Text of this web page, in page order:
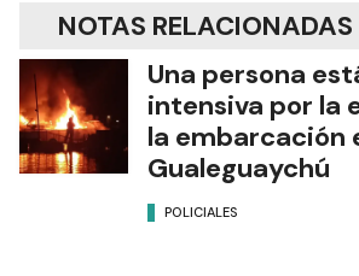
NOTAS RELACIONADAS
Una persona
intensiva por la
la embarcación
Gualeguaychú
POLICIALES